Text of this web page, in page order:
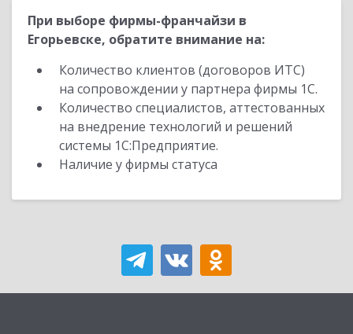
При выборе фирмы-франчайзи в
Егорьевске, обратите внимание на:
Количество клиентов (договоров ИТС)
на сопровождении у партнера фирмы 1С.
Количество специалистов, аттестованных
на внедрение технологий и решений
системы 1С:Предприятие.
Наличие у фирмы статуса